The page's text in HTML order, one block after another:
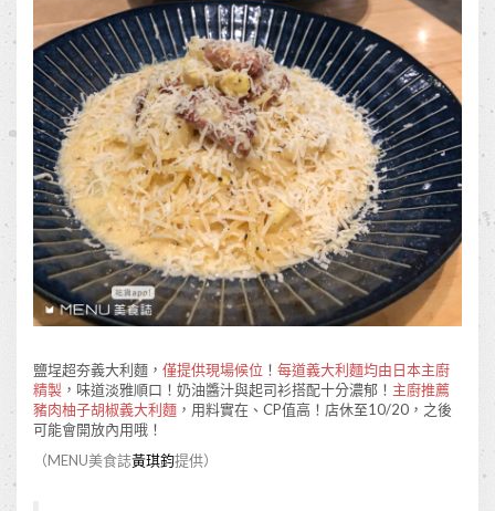
鹽埕超夯義大利麵， 僅提供現場候位 ！ 每道義大利麵均由日本主廚
精製 ，味道淡雅順口！奶油醬汁與起司衫搭配十分濃郁！ 主廚推薦
豬肉柚子胡椒義大利麵 ，用料實在、CP值高！店休至10/20，之後
可能會開放內用哦！
（MENU美食誌黃琪鈞提供）